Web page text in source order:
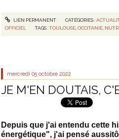
LIEN PERMANENT CATÉGORIES :
OFFICIEL
TAGS :TOULOUSE ,OCCITANIE
mercredi 05 octobre 2022
JE M'EN DOUTAIS,
Depuis que j'ai entendu cette
énergétique", j'ai pensé